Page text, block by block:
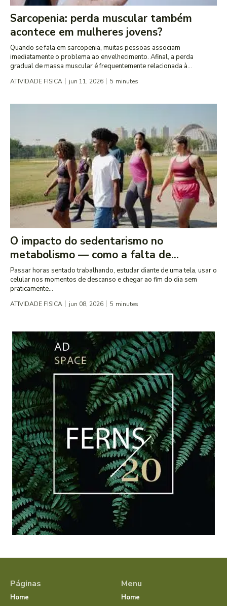
Sarcopenia: perda muscular também
acontece em mulheres jovens?
Quando se fala em sarcopenia, muitas pessoas associam
imediatamente o problema ao envelhecimento. Afinal, a perda
gradual de massa muscular é frequentemente relacionada à...
ATIVIDADE FISICA jun 11, 2026 5 minutes
O impacto do sedentarismo no
metabolismo — como a falta de...
Passar horas sentado trabalhando, estudar diante de uma tela, usar o
celular nos momentos de descanso e chegar ao fim do dia sem
praticamente...
ATIVIDADE FISICA jun 08, 2026 5 minutes
Páginas
Home
Menu
Home